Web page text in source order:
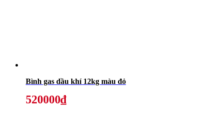
Bình gas dầu khí 12kg màu đỏ
520000₫